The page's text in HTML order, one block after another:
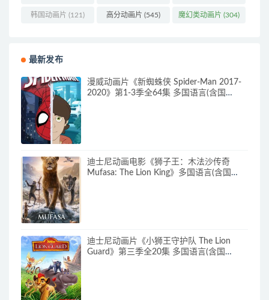
(160) (85)
韩国动画片 (121) 高分动画片 (545) 魔幻类动画片 (304)
最新发布
漫威动画片《新蜘蛛侠 Spider-Man 2017-
2020》第1-3季全64集 多国语言(含国
迪士尼动画电影《狮子王：木法沙传奇
Mufasa: The Lion King》多国语言(含国
迪士尼动画片《小狮王守护队 The Lion
Guard》第三季全20集 多国语言(含国